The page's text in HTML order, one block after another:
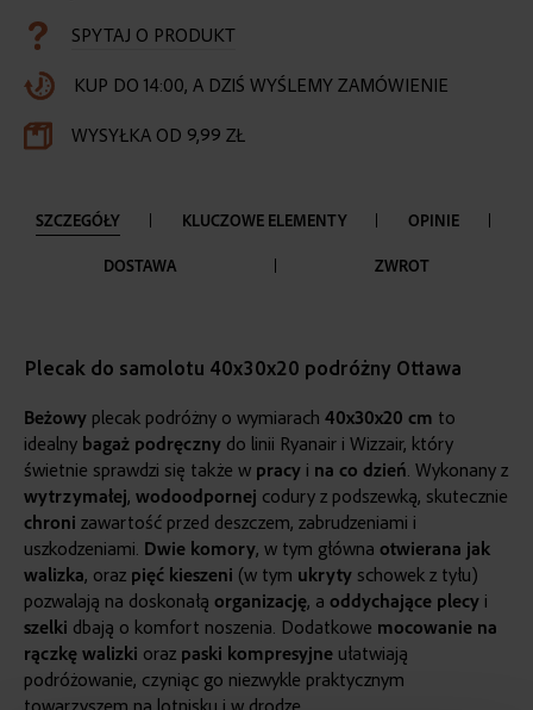
SPYTAJ O PRODUKT
KUP DO 14:00, A DZIŚ WYŚLEMY ZAMÓWIENIE
WYSYŁKA OD 9,99 ZŁ
SZCZEGÓŁY KLUCZOWE ELEMENTY OPINIE
DOSTAWA ZWROT
Plecak do samolotu 40x30x20 podróżny Ottawa
Beżowy plecak podróżny o wymiarach 40x30x20 cm to
idealny bagaż podręczny do linii Ryanair i Wizzair, który
świetnie sprawdzi się także w pracy i na co dzień. Wykonany z
wytrzymałej, wodoodpornej codury z podszewką, skutecznie
chroni zawartość przed deszczem, zabrudzeniami i
uszkodzeniami. Dwie komory, w tym główna otwierana jak
walizka, oraz pięć kieszeni (w tym ukryty schowek z tyłu)
pozwalają na doskonałą organizację, a oddychające plecy i
szelki dbają o komfort noszenia. Dodatkowe mocowanie na
rączkę walizki oraz paski kompresyjne ułatwiają
podróżowanie, czyniąc go niezwykle praktycznym